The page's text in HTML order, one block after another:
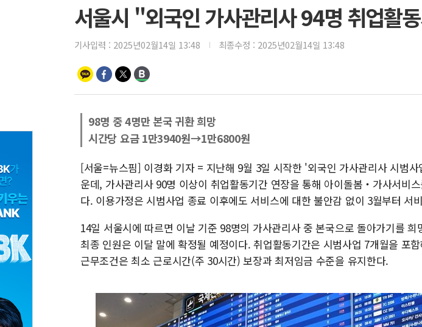
서울시 "외국인 가사관리사 94명 취업활
기사입력 : 2025년02월14일 13:48 최종수정 : 2025년02월14일 13:48
98명 중 4명만 본국 귀환 희망
시간당 요금 1만3940원→1만6800원
[서울=뉴스핌] 이경화 기자 = 지난해 9월 3일 시작한 '외국인 가사관리사 시범
운데, 가사관리사 90명 이상이 취업활동기간 연장을 통해 아이돌봄‧가사서비
다. 이용가정은 시범사업 종료 이후에도 서비스에 대한 불안감 없이 3월부터 서
14일 서울시에 따르면 이날 기준 98명의 가사관리사 중 본국으로 돌아가기를
최종 인원은 이달 말에 확정될 예정이다. 취업활동기간은 시범사업 7개월을 포
근무조건은 최소 근로시간(주 30시간) 보장과 최저임금 수준을 유지한다.